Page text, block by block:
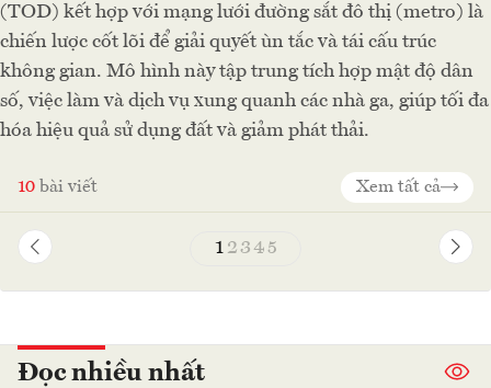
(TOD) kết hợp với mạng lưới đường sắt đô thị (metro) là
chiến lược cốt lõi để giải quyết ùn tắc và tái cấu trúc
không gian. Mô hình này tập trung tích hợp mật độ dân
số, việc làm và dịch vụ xung quanh các nhà ga, giúp tối đa
hóa hiệu quả sử dụng đất và giảm phát thải.
10 bài viết Xem tất cả
1 23 45
Đọc nhiều nhất